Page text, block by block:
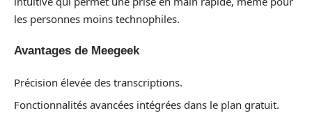
les personnes moins technophiles.
Avantages de Meegeek
Précision élevée des transcriptions.
Fonctionnalités avancées intégrées dans le plan gratuit.